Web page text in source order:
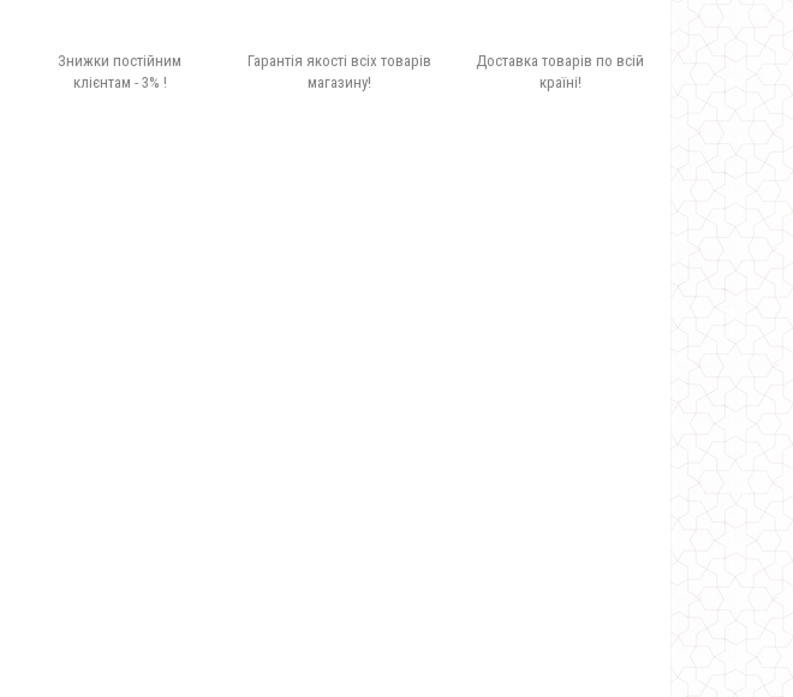
Знижки постійним
клієнтам - 3% !
Гарантія якості всіх товарів
магазину!
Доставка товарів по всій
країні!